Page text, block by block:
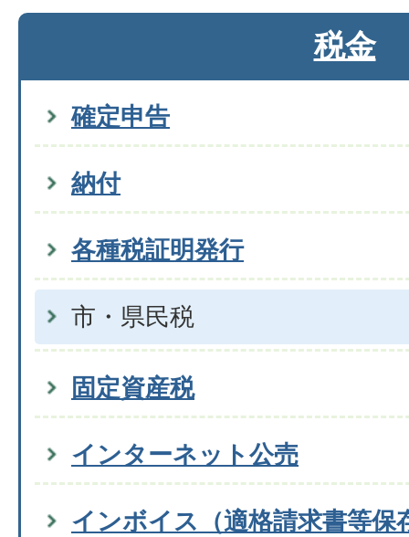
税金
確定申告
納付
各種税証明発行
市・県民税
固定資産税
インターネット公売
インボイス（適格請求書等保